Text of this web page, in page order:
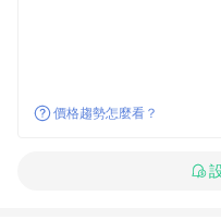
價格趨勢怎麼看？